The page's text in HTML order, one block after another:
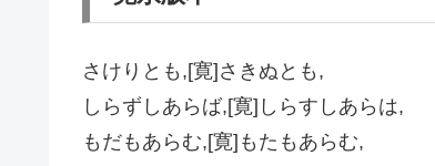
さけりとも,[寛]さきぬとも,
しらずしあらば,[寛]しらすしあらは,
もだもあらむ,[寛]もたもあらむ,